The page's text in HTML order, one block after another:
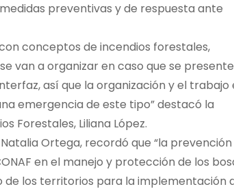
preventivas y de respuesta ante
conceptos de incendios forestales,
van a organizar en caso que se
así que la organización y el trabajo
emergencia de este tipo” destacó la
Forestales, Liliana López.
Ortega, recordó que “la prevención
en el manejo y protección de los
de los territorios para la implementación